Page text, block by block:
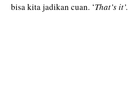
bisa kita jadikan cuan. ‘That’s it’.